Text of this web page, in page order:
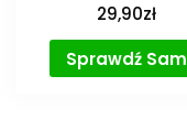
29,90zł
Sprawdź Sam